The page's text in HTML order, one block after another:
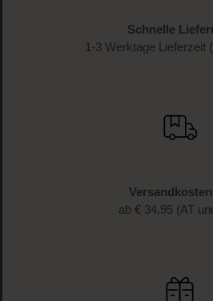
Schnelle
1-3 Werktage Lieferzeit
ab € 34.95 (AT